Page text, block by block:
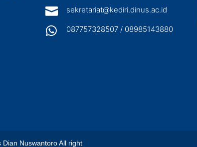
 sekretariat@kediri.dinus.ac.id
 087757328507 / 08985143880
Dian Nuswantoro All right